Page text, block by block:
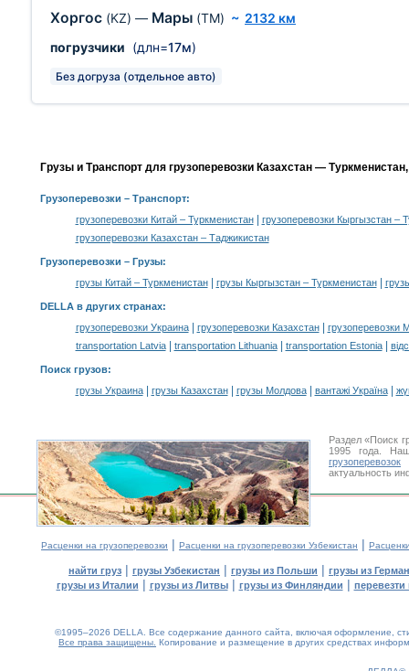
Хоргос (KZ) — Мары (TM) ~ 2132 км
погрузчики (длн=17м)
Без догруза (отдельное авто)
Грузы и Транспорт для грузоперевозки Казахстан —
Грузоперевозки – Транспорт:
грузоперевозки Китай – Туркменистан|
грузоперевозки Кыргызстан –
грузоперевозки Казахстан – Таджикистан
Грузоперевозки – Грузы:
грузы Китай – Туркменистан| грузы Кыргызстан – Туркменистан|
DELLA в других странах:
грузоперевозки Украина| грузоперевозки Казахстан|
грузоперевозки
transportation Latvia| transportation Lithuania| transportation Estonia|
Поиск грузов:
грузы Украина| грузы Казахстан| грузы Молдова| вантажі Україна|
Раздел «Поиск
1995 года.
грузоперевозок
актуальность
Расценки на грузоперевозки | Расценки на грузоперевозки Узбекистан |
найти груз | грузы Узбекистан | грузы из Польши | грузы из
грузы из Италии | грузы из Литвы| грузы из Финляндии | перевезти
©1995–2026 DELLA. Все содержание данного сайта, включая оформление,
Все права защищены. Копирование и размещение в других средствах